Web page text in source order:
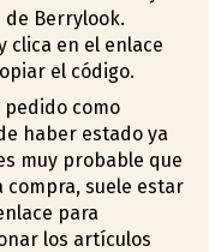
Berrylook.
clica en el enlace
el código.
como
haber estado ya
muy probable que
compra, suele estar
para
los artículos